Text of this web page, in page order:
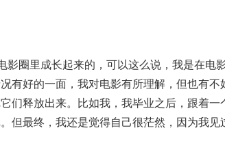
影圈里成长起来的，可以这么说，我是在电
有好的一面，我对电影有所理解，但也有不
们释放出来。比如我，我毕业之后，跟着一
但最终，我还是觉得自己很茫然，因为我见